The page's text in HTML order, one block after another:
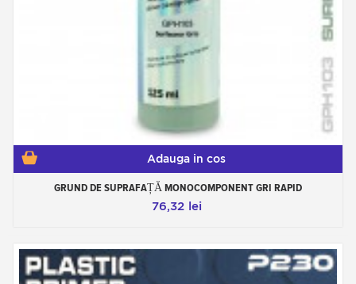
Adauga in cos
GRUND DE SUPRAFAȚĂ MONOCOMPONENT GRI RAPID
76,32 lei